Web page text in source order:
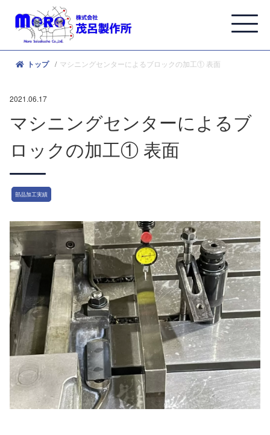
トップ マシニングセンターによるブロックの加工① 表面
2021.06.17
マシニングセンターによるブ
ロックの加工① 表面
部品加工実績